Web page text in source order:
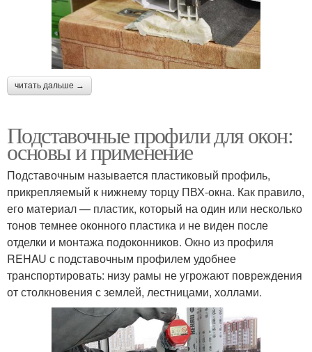
читать дальше →
Подставочные профили для окон:
основы и применение
Подставочным называется пластиковый профиль,
прикрепляемый к нижнему торцу ПВХ-окна. Как правило,
его материал — пластик, который на один или несколько
тонов темнее оконного пластика и не виден после
отделки и монтажа подоконников. Окно из профиля
REHAU с подставочным профилем удобнее
транспортировать: низу рамы не угрожают повреждения
от столкновения с землей, лестницами, холлами.